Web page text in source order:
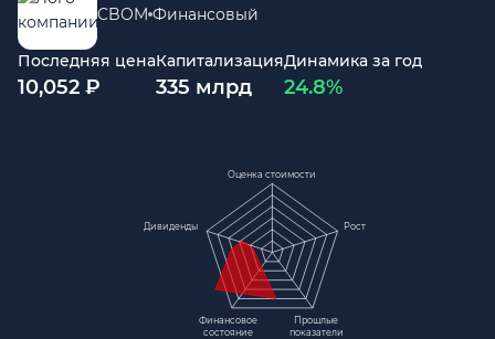
CBOM Финансовый
Последняя цена
10,052 ₽
Капитализация
335 млрд
Динамика за год
24.8%
Оценка стоимости
Рост
Прошлые
показатели
Финансовое
состояние
Дивиденды